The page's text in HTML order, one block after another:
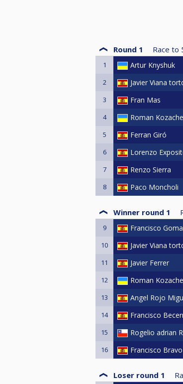
(El resultado final del
Round 1 Race to
1 Artur Knyshuk
2 Javier Viana
3 Fran Mas
4 Roman
5 Ferran Giró
6 Lorenzo
7 Renzo Sierra
8 Paco Moncholi
Winner round 1
9 Francisco
10 Javier Viana
11 Javier Ferrer
12 Roman
13 Angel Rojo
14 Francisco
15 Rogelio adrian
16 Francisco Bravo
Loser round 1